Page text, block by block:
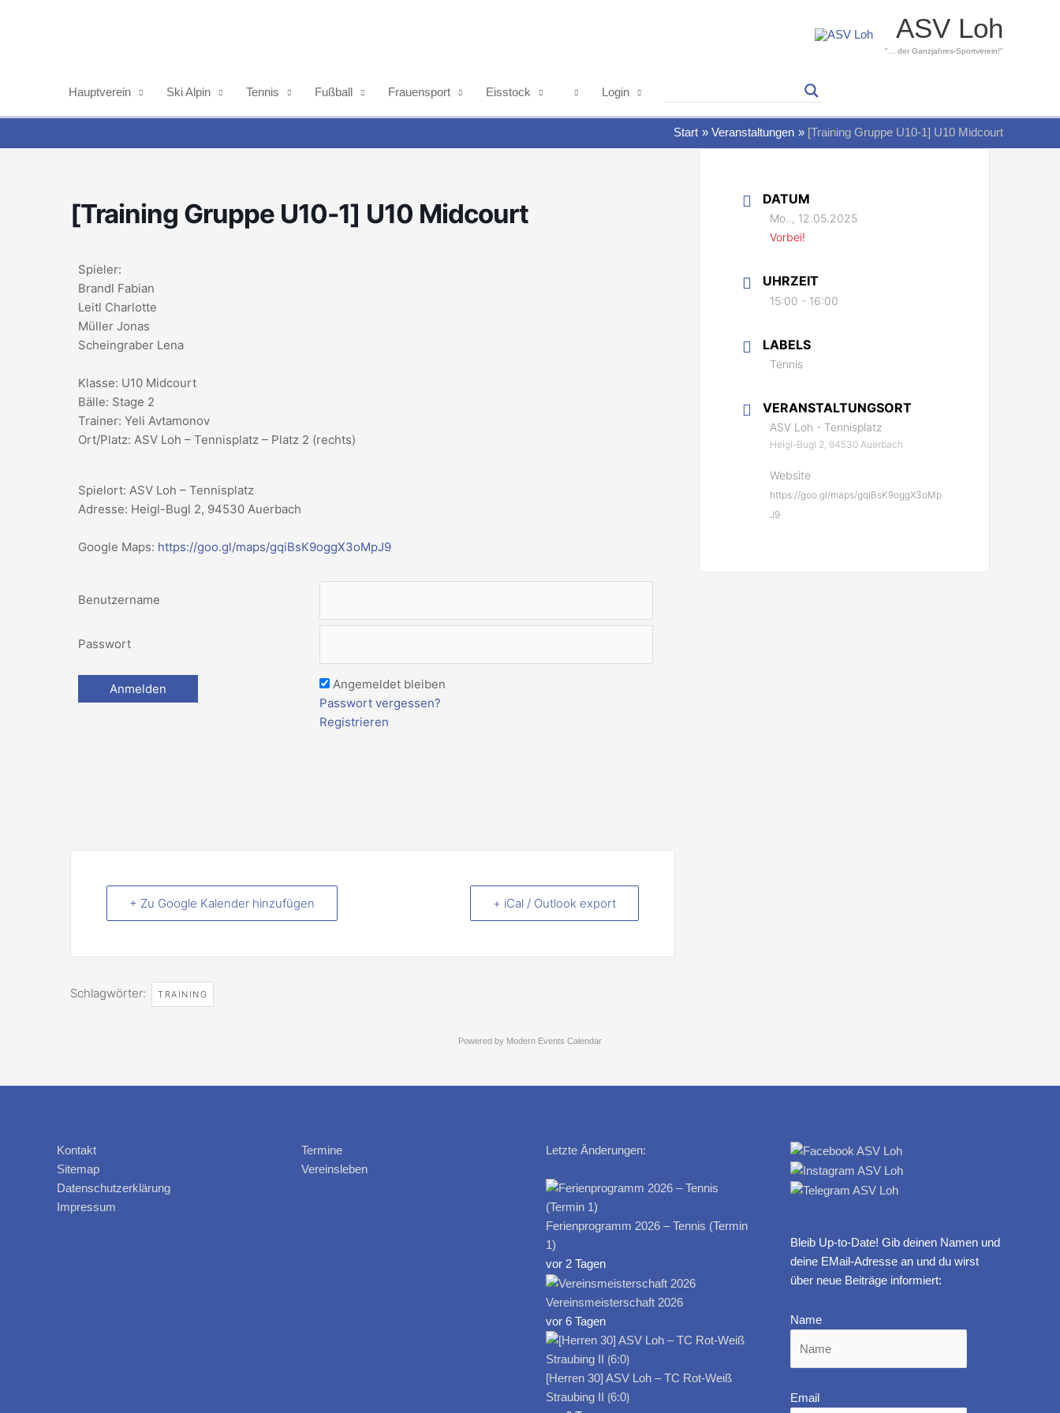
ASV Loh
"... der Ganzjahres-Sportverein!"
Hauptverein Ski Alpin Tennis Fußball Frauensport Eisstock Login
Start Veranstaltungen [Training Gruppe U10-1] U10 Midcourt
[Training Gruppe U10-1] U10 Midcourt
Spieler:
Brandl Fabian
Leitl Charlotte
Müller Jonas
Scheingraber Lena
Klasse: U10 Midcourt
Bälle: Stage 2
Trainer: Yeli Avtamonov
Ort/Platz: ASV Loh – Tennisplatz – Platz 2 (rechts)
Spielort: ASV Loh – Tennisplatz
Adresse: Heigl-Bugl 2, 94530 Auerbach
Google Maps: https://goo.gl/maps/gqiBsK9oggX3oMpJ9
Benutzername
Passwort
Angemeldet bleiben
Passwort vergessen?
Registrieren
+ Zu Google Kalender hinzufügen + iCal / Outlook export
Schlagwörter: TRAINING
DATUM
Mo.., 12.05.2025
Vorbei!
UHRZEIT
15:00 - 16:00
LABELS
Tennis
VERANSTALTUNGSORT
ASV Loh - Tennisplatz
Heigl-Bugl 2, 94530 Auerbach
Website
https://goo.gl/maps/gqiBsK9oggX3oMp
J9
Powered by Modern Events Calendar
Kontakt
Sitemap
Datenschutzerklärung
Impressum
Termine
Vereinsleben
Letzte Änderungen:
Ferienprogramm 2026 – Tennis (Termin
1)
vor 2 Tagen
Vereinsmeisterschaft 2026
vor 6 Tagen
[Herren 30] ASV Loh – TC Rot-Weiß
Straubing II ⟮6:0⟯
Bleib Up-to-Date! Gib deinen Namen und
deine EMail-Adresse an und du wirst
über neue Beiträge informiert:
Name
Email